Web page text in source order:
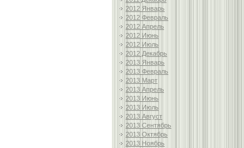
2012 Январь
2012 Февраль
2012 Апрель
2012 Июнь
2012 Июль
2012 Декабрь
2013 Январь
2013 Февраль
2013 Март
2013 Апрель
2013 Июнь
2013 Июль
2013 Август
2013 Сентябрь
2013 Октябрь
2013 Ноябрь